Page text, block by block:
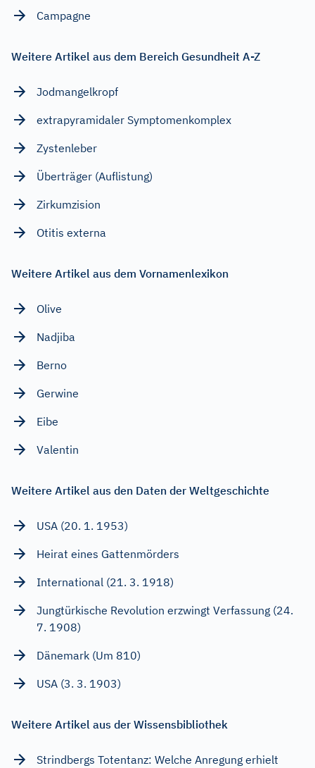
Campagne
Weitere Artikel aus dem Bereich Gesundheit A-Z
Jodmangelkropf
extrapyramidaler Symptomenkomplex
Zystenleber
Überträger (Auflistung)
Zirkumzision
Otitis externa
Weitere Artikel aus dem Vornamenlexikon
Olive
Nadjiba
Berno
Gerwine
Eibe
Valentin
Weitere Artikel aus den Daten der Weltgeschichte
USA (20. 1. 1953)
Heirat eines Gattenmörders
International (21. 3. 1918)
Jungtürkische Revolution erzwingt Verfassung (24.
7. 1908)
Dänemark (Um 810)
USA (3. 3. 1903)
Weitere Artikel aus der Wissensbibliothek
Strindbergs Totentanz: Welche Anregung erhielt